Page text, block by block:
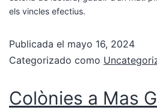
els vincles efectius.
Publicada el mayo 16, 2024
Categorizado como
Colònies a Mas